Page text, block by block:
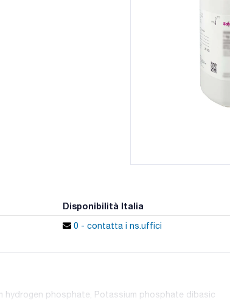
Disponibilità Italia
0 - contatta i ns.uffici
hydrogen phosphate, Potassium phosphate dibasic